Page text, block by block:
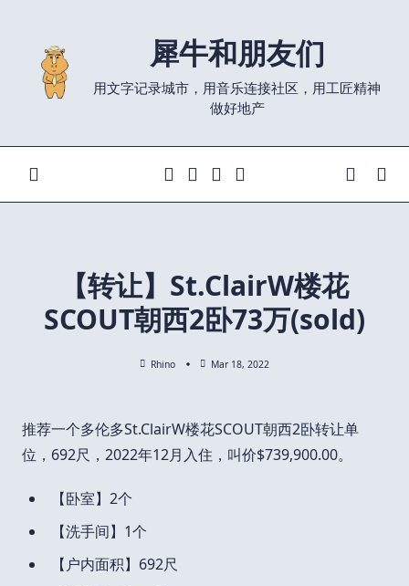
content
犀牛和朋友们
用文字记录城市，用音乐连接社区，用工匠精神
做好地产
【转让】St.ClairW楼花
SCOUT朝西2卧73万(sold)
Rhino Mar 18, 2022
推荐一个多伦多St.ClairW楼花SCOUT朝西2卧转让单
位，692尺，2022年12月入住，叫价$739,900.00。
【卧室】2个
【洗手间】1个
【户内面积】692尺